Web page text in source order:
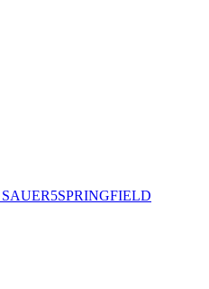
5SPRINGFIELD